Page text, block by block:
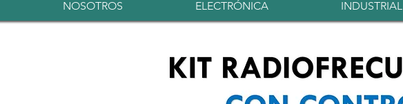
NOSOTROS ELECTRÓNICA INDUSTRIAL